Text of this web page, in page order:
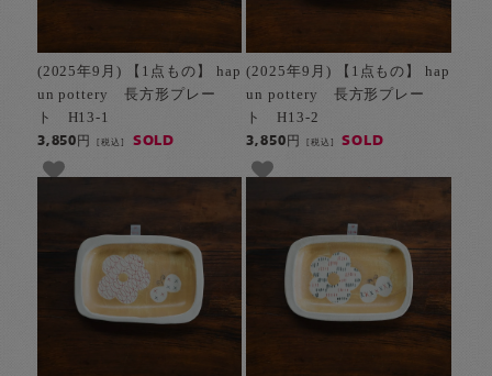
(2025年9月) 【1点もの】 hap
un pottery 長方形プレー
ト H13-1
3,850円[税込] SOLD
(2025年9月) 【1点もの】 hap
un pottery 長方形プレー
ト H13-2
3,850円 [税込] SOLD